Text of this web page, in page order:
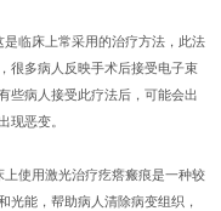
临床上常采用的治疗方法，此法
很多病人反映手术后接受电子束
些病人接受此疗法后，可能会出
现恶变。
使用激光治疗疙瘩瘢痕是一种较
光能，帮助病人清除病变组织，